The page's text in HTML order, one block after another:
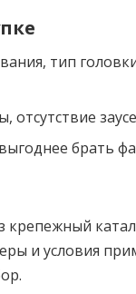
тип
брать
и условия